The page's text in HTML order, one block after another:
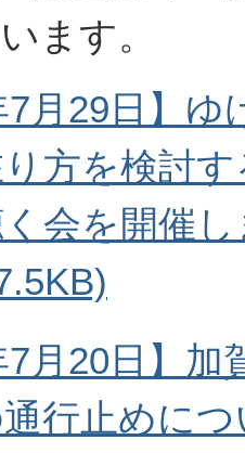
ます。
7月29日】
方を検討
会を開催
7月20日】
行止めに